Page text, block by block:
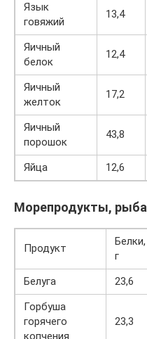
Язык
говяжий
13,4
Яичный
белок
12,4
Яичный
желток
17,2
Яичный
порошок
43,8
Яйца 12,6
Морепродукты, рыба
Продукт
Белки,
г
Белуга
23,6
Горбуша
горячего
копчения
23,3